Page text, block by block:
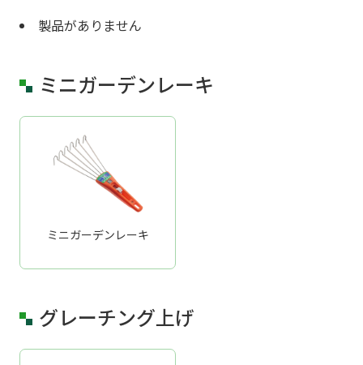
製品がありません
ミニガーデンレーキ
ミニガーデンレーキ
グレーチング上げ